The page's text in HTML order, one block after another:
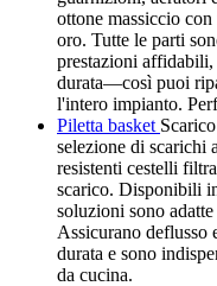
ottone massiccio
oro. Tutte le parti
prestazioni affidabili,
durata—così puoi
l'intero impianto.
Piletta basket
selezione di scarichi
resistenti cestelli
scarico. Disponibili
soluzioni sono
Assicurano deflusso
durata e sono
da cucina.